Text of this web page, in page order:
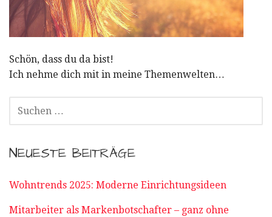
Schön, dass du da bist!
Ich nehme dich mit in meine Themenwelten…
SUCHEN
NACH:
NEUESTE BEITRÄGE
Wohntrends 2025: Moderne Einrichtungsideen
Mitarbeiter als Markenbotschafter – ganz ohne